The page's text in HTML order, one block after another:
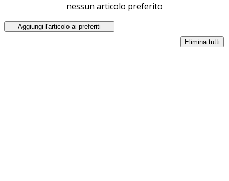
nessun articolo preferito